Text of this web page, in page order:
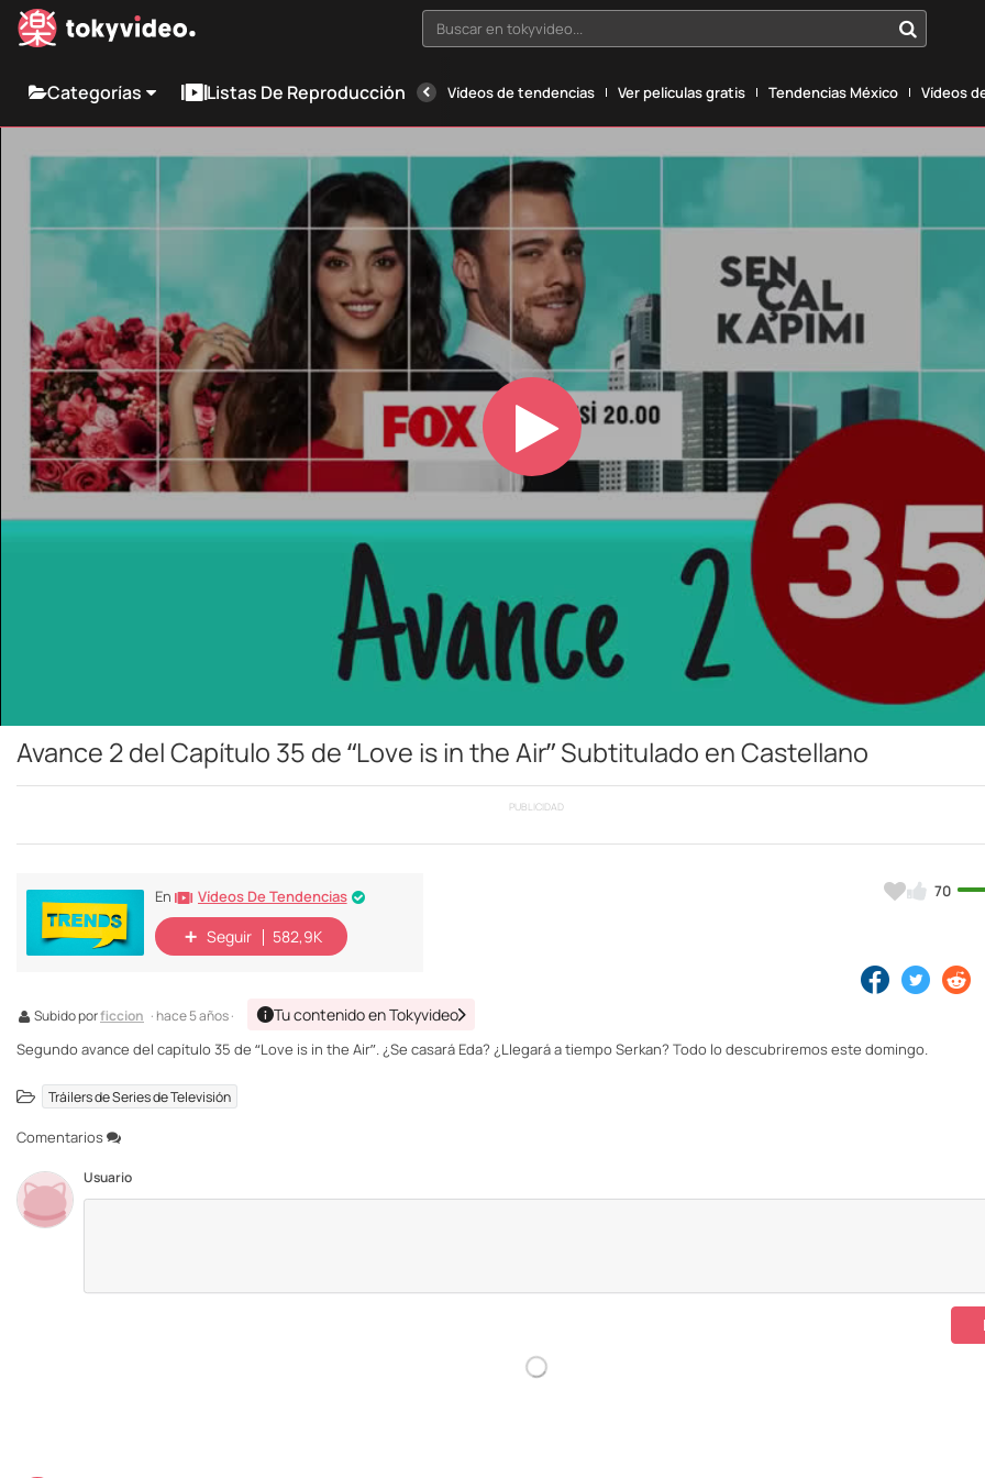
Buscar en tokyvideo...
Categorías Listas De Reproducción Vídeos de tendencias Ver películas gratis Tendencias México Vídeos
Play
Video
Avance 2 del Capítulo 35 de “Love is in the Air” Subtitulado en Castellano
PUBLICIDAD
70
En Vídeos De Tendencias
Seguir 582,9K
Subido porficcion · hace 5 años · Tu contenido en Tokyvideo
Segundo avance del capítulo 35 de “Love is in the Air”. ¿Se casará Eda? ¿Llegará a tiempo Serkan? Todo lo descubriremos este domingo.
Tráilers de Series de Televisión
Comentarios
Usuario